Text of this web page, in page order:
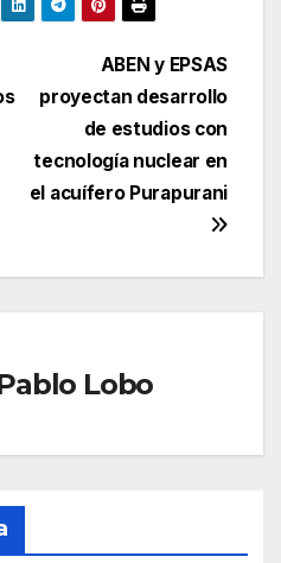
ABEN y EPSAS
proyectan desarrollo
de estudios con
tecnología nuclear en
el acuífero Purapurani
Lobo